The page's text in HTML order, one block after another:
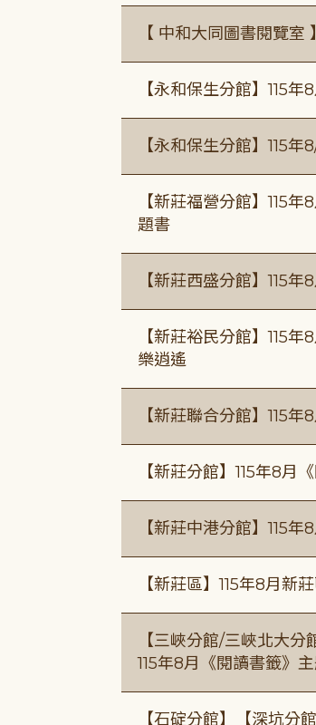
【 中和大同圖書閱覽室
【永和保生分館】115
【永和保生分館】115
【新莊福營分館】115
題書
【新莊西盛分館】115
【新莊裕民分館】115
樂逍遙
【新莊聯合分館】115
【新莊分館】115年8月
【新莊中港分館】115
【新莊區】115年8月新
【三峽分館/三峽北大
115年8月《閱讀書籤》
【石碇分館】【深坑分